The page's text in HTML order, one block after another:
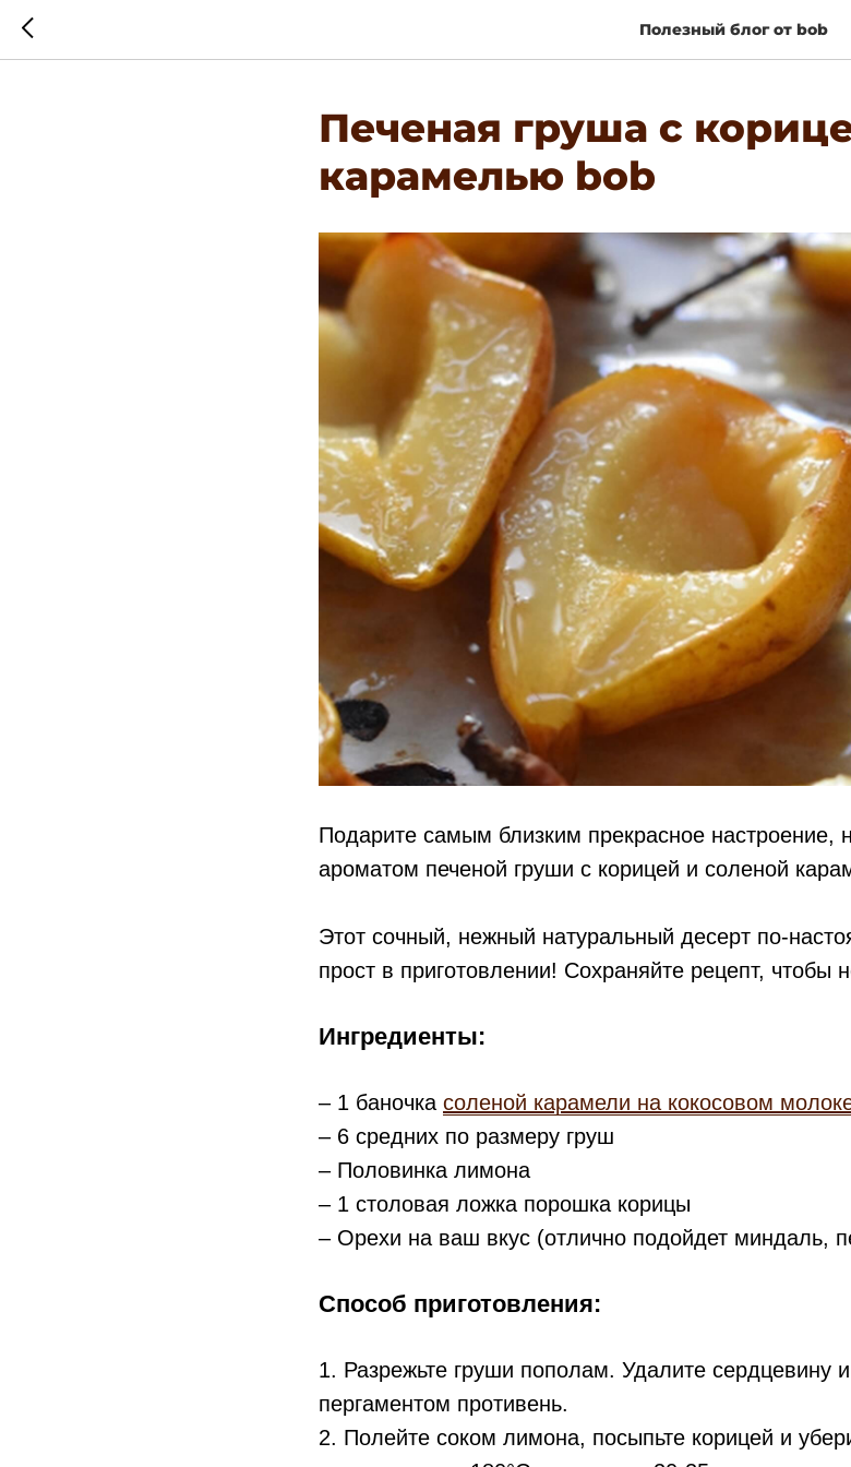
Полезный блог от bob
Печеная груша с
карамелью bob
Подарите самым близким прекрасное настроение,
ароматом печеной груши с корицей и соленой
Этот сочный, нежный натуральный десерт по-
прост в приготовлении! Сохраняйте рецепт, чтобы
Ингредиенты:
– 1 баночка соленой карамели на кокосовом
– 6 средних по размеру груш
– Половинка лимона
– 1 столовая ложка порошка корицы
– Орехи на ваш вкус (отлично подойдет миндаль,
Способ приготовления:
1. Разрежьте груши пополам. Удалите сердцевину
пергаментом противень.
2. Полейте соком лимона, посыпьте корицей и